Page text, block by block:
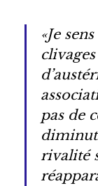
«Je
pas de
rivalité